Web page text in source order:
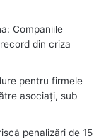
Companiile
din criza
pentru firmele
asociați, sub
penalizări de 15